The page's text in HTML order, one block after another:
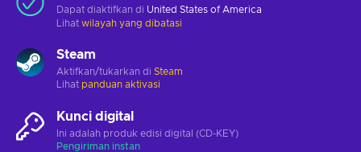
Dapat diaktifkan di United States of America
Lihat wilayah yang dibatasi
Steam
Aktifkan/tukarkan di Steam
Lihat panduan aktivasi
Kunci digital
Ini adalah produk edisi digital (CD-KEY)
Pengiriman instan